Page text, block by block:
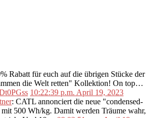
Rabatt für euch auf die übrigen Stücke der
die Welt retten" Kollektion! On top…
10:22:39 p.m. April 19, 2023
: CATL annonciert die neue "condensed-
500 Wh/kg. Damit werden Träume wahr,